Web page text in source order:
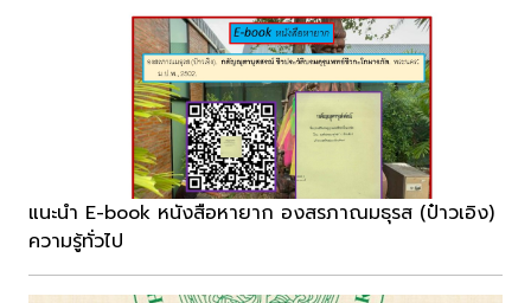
แนะนำ E-book หนังสือหายาก องสรภาณมธุรส (ป๋าวเอิง)
ความรู้ทั่วไป